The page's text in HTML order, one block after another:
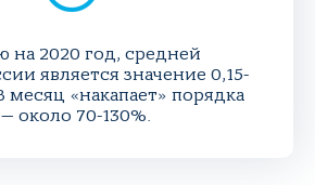
на 2020 год, средней
является значение 0,15-
месяц «накапает» порядка
— около 70-130%.